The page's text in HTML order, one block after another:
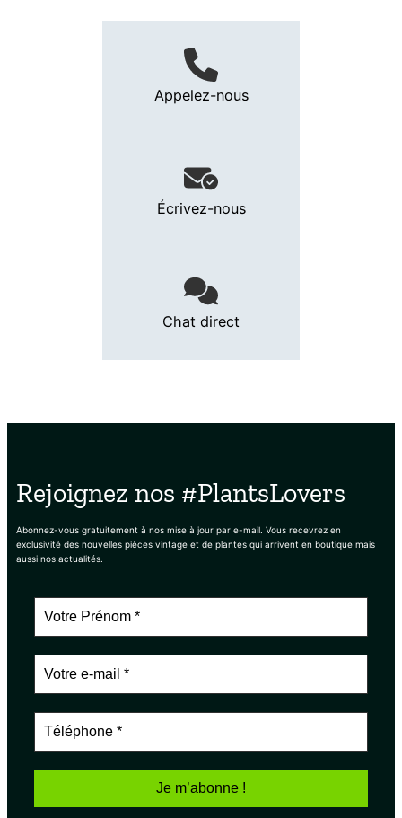
Appelez-nous
Écrivez-nous
Chat direct
Rejoignez nos #PlantsLovers
Abonnez-vous gratuitement à nos mise à jour par e-mail. Vous recevrez en
exclusivité des nouvelles pièces vintage et de plantes qui arrivent en boutique mais
aussi nos actualités.